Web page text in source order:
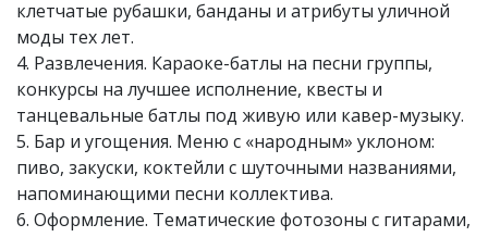
клетчатые рубашки, банданы и атрибуты уличной
моды тех лет.
4. Развлечения. Караоке-батлы на песни группы,
конкурсы на лучшее исполнение, квесты и
танцевальные батлы под живую или кавер-музыку.
5. Бар и угощения. Меню с «народным» уклоном:
пиво, закуски, коктейли с шуточными названиями,
напоминающими песни коллектива.
6. Оформление. Тематические фотозоны с гитарами,